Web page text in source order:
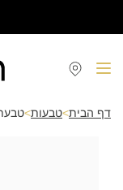
דף הבית>טבעות>טבעת